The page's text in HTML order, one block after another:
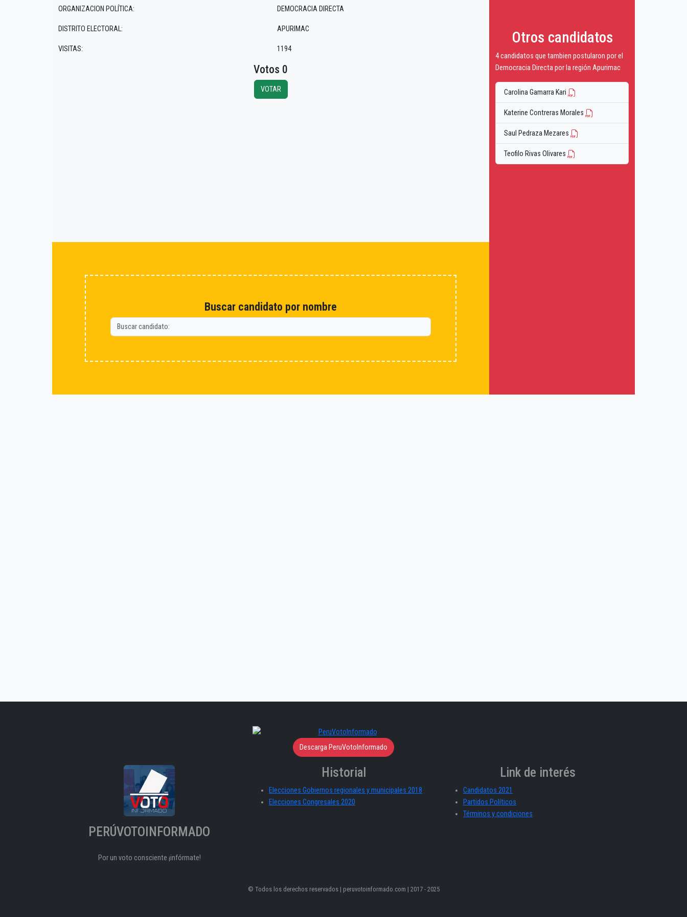
ORGANIZACION POLÍTICA:
DISTRITO ELECTORAL:
VISITAS:
DEMOCRACIA DIRECTA
APURIMAC
1194
Votos 0
VOTAR
Buscar candidato por nombre
Otros candidatos
4 candidatos que tambien postularon por el
Democracia Directa por la región Apurimac
Carolina Gamarra Kari
Katerine Contreras Morales
Saul Pedraza Mezares
Teofilo Rivas Olivares
Descarga PeruVotoInformado
PERÚVOTOINFORMADO
Por un voto consciente ¡infórmate!
Historial
Elecciones Gobiernos regionales y municipales 2018
Elecciones Congresales 2020
Link de interés
Candidatos 2021
Partidos Políticos
Términos y condiciones
© Todos los derechos reservados | peruvotoinformado.com | 2017 - 2025